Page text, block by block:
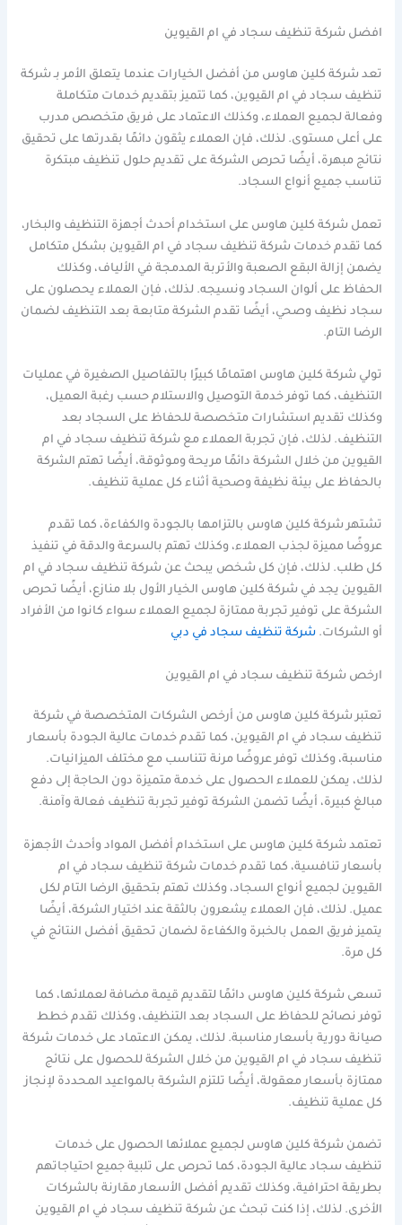
افضل شركة تنظيف سجاد في ام القيوين
تعد شركة كلين هاوس من أفضل الخيارات عندما يتعلق الأمر بـ شركة
تنظيف سجاد في ام القيوين، كما تتميز بتقديم خدمات متكاملة
وفعالة لجميع العملاء، وكذلك الاعتماد على فريق متخصص مدرب
على أعلى مستوى. لذلك، فإن العملاء يثقون دائمًا بقدرتها على تحقيق
نتائج مبهرة، أيضًا تحرص الشركة على تقديم حلول تنظيف مبتكرة
تناسب جميع أنواع السجاد.
تعمل شركة كلين هاوس على استخدام أحدث أجهزة التنظيف والبخار،
كما تقدم خدمات شركة تنظيف سجاد في ام القيوين بشكل متكامل
يضمن إزالة البقع الصعبة والأتربة المدمجة في الألياف، وكذلك
الحفاظ على ألوان السجاد ونسيجه. لذلك، فإن العملاء يحصلون على
سجاد نظيف وصحي، أيضًا تقدم الشركة متابعة بعد التنظيف لضمان
الرضا التام.
تولي شركة كلين هاوس اهتمامًا كبيرًا بالتفاصيل الصغيرة في عمليات
التنظيف، كما توفر خدمة التوصيل والاستلام حسب رغبة العميل،
وكذلك تقديم استشارات متخصصة للحفاظ على السجاد بعد
التنظيف. لذلك، فإن تجربة العملاء مع شركة تنظيف سجاد في ام
القيوين من خلال الشركة دائمًا مريحة وموثوقة، أيضًا تهتم الشركة
بالحفاظ على بيئة نظيفة وصحية أثناء كل عملية تنظيف.
تشتهر شركة كلين هاوس بالتزامها بالجودة والكفاءة، كما تقدم
عروضًا مميزة لجذب العملاء، وكذلك تهتم بالسرعة والدقة في تنفيذ
كل طلب. لذلك، فإن كل شخص يبحث عن شركة تنظيف سجاد في ام
القيوين يجد في شركة كلين هاوس الخيار الأول بلا منازع، أيضًا تحرص
الشركة على توفير تجربة ممتازة لجميع العملاء سواء كانوا من الأفراد
أو الشركات.شركة تنظيف سجاد في دبي
ارخص شركة تنظيف سجاد في ام القيوين
تعتبر شركة كلين هاوس من أرخص الشركات المتخصصة في شركة
تنظيف سجاد في ام القيوين، كما تقدم خدمات عالية الجودة بأسعار
مناسبة، وكذلك توفر عروضًا مرنة تتناسب مع مختلف الميزانيات.
لذلك، يمكن للعملاء الحصول على خدمة متميزة دون الحاجة إلى دفع
مبالغ كبيرة، أيضًا تضمن الشركة توفير تجربة تنظيف فعالة وآمنة.
تعتمد شركة كلين هاوس على استخدام أفضل المواد وأحدث الأجهزة
بأسعار تنافسية، كما تقدم خدمات شركة تنظيف سجاد في ام
القيوين لجميع أنواع السجاد، وكذلك تهتم بتحقيق الرضا التام لكل
عميل. لذلك، فإن العملاء يشعرون بالثقة عند اختيار الشركة، أيضًا
يتميز فريق العمل بالخبرة والكفاءة لضمان تحقيق أفضل النتائج في
كل مرة.
تسعى شركة كلين هاوس دائمًا لتقديم قيمة مضافة لعملائها، كما
توفر نصائح للحفاظ على السجاد بعد التنظيف، وكذلك تقدم خطط
صيانة دورية بأسعار مناسبة. لذلك، يمكن الاعتماد على خدمات شركة
تنظيف سجاد في ام القيوين من خلال الشركة للحصول على نتائج
ممتازة بأسعار معقولة، أيضًا تلتزم الشركة بالمواعيد المحددة لإنجاز
كل عملية تنظيف.
تضمن شركة كلين هاوس لجميع عملائها الحصول على خدمات
تنظيف سجاد عالية الجودة، كما تحرص على تلبية جميع احتياجاتهم
بطريقة احترافية، وكذلك تقديم أفضل الأسعار مقارنة بالشركات
الأخرى. لذلك، إذا كنت تبحث عن شركة تنظيف سجاد في ام القيوين